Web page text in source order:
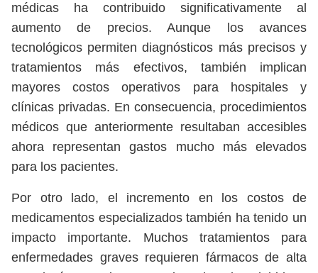
médicas ha contribuido significativamente al
aumento de precios. Aunque los avances
tecnológicos permiten diagnósticos más precisos y
tratamientos más efectivos, también implican
mayores costos operativos para hospitales y
clínicas privadas. En consecuencia, procedimientos
médicos que anteriormente resultaban accesibles
ahora representan gastos mucho más elevados
para los pacientes.
Por otro lado, el incremento en los costos de
medicamentos especializados también ha tenido un
impacto importante. Muchos tratamientos para
enfermedades graves requieren fármacos de alta